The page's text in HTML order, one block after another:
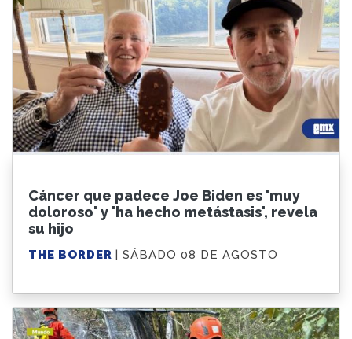
Cáncer que padece Joe Biden es 'muy
doloroso' y 'ha hecho metástasis', revela
su hijo
THE BORDER | SÁBADO 08 DE AGOSTO